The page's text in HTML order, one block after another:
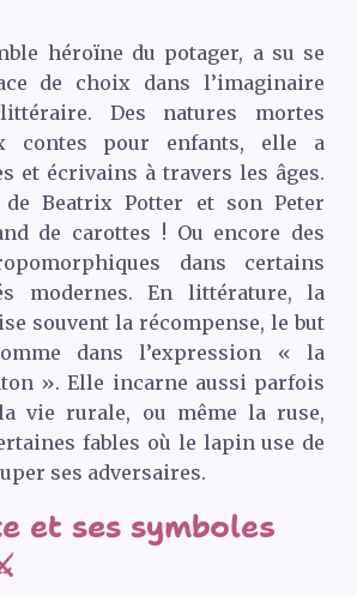
héroïne du potager, a su se
de choix dans l’imaginaire
Des natures mortes
contes pour enfants, elle a
et écrivains à travers les âges.
de Beatrix Potter et son Peter
de carottes ! Ou encore des
dans certains
modernes. En littérature, la
souvent la récompense, le but
dans l’expression « la
». Elle incarne aussi parfois
vie rurale, ou même la ruse,
fables où le lapin use de
ses adversaires.
et ses symboles